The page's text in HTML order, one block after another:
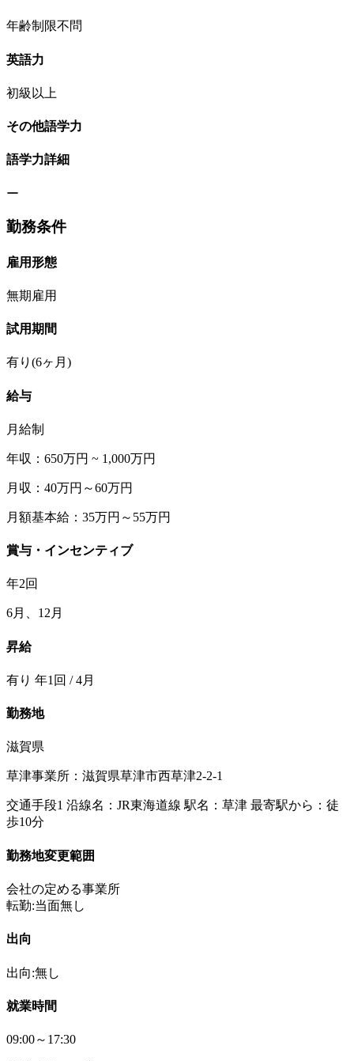
年齢制限不問
英語力
初級以上
その他語学力
語学力詳細
ー
勤務条件
雇用形態
無期雇用
試用期間
有り(6ヶ月)
給与
月給制
年収：650万円 ~ 1,000万円
月収：40万円～60万円
月額基本給：35万円～55万円
賞与・インセンティブ
年2回
6月、12月
昇給
有り 年1回 / 4月
勤務地
滋賀県
草津事業所：滋賀県草津市西草津2-2-1
交通手段1 沿線名：JR東海道線 駅名：草津 最寄駅から：徒
歩10分
勤務地変更範囲
会社の定める事業所
転勤:当面無し
出向
出向:無し
就業時間
09:00～17:30